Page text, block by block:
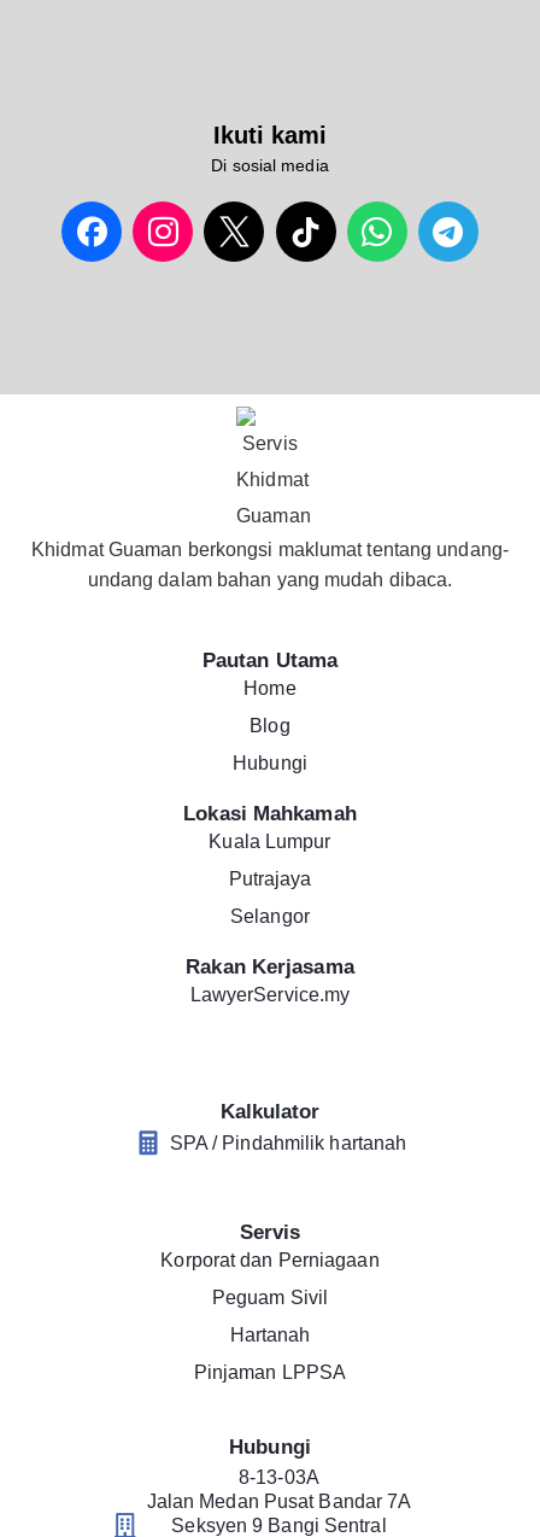
Ikuti kami
Di sosial media
Khidmat Guaman berkongsi maklumat tentang undang-
undang dalam bahan yang mudah dibaca.
Pautan Utama
Home
Blog
Hubungi
Lokasi Mahkamah
Kuala Lumpur
Putrajaya
Selangor
Rakan Kerjasama
LawyerService.my
Kalkulator
SPA / Pindahmilik hartanah
Servis
Korporat dan Perniagaan
Peguam Sivil
Hartanah
Pinjaman LPPSA
Hubungi
8-13-03A
Jalan Medan Pusat Bandar 7A
Seksyen 9 Bangi Sentral